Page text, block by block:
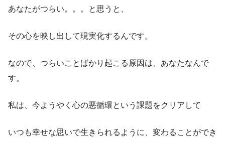
あなたがつらい。。。と思うと、
その心を映し出して現実化するんです。
なので、つらいことばかり起こる原因は、あなたなんで
す。
私は、今ようやく心の悪循環という課題をクリアして
いつも幸せな思いで生きられるように、変わることができ